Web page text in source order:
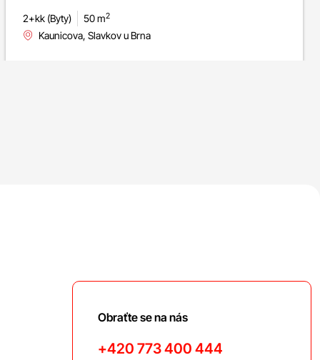
2+kk (Byty) 50 m2
Kaunicova, Slavkov u Brna
Obraťte se na nás
+420 773 400 444